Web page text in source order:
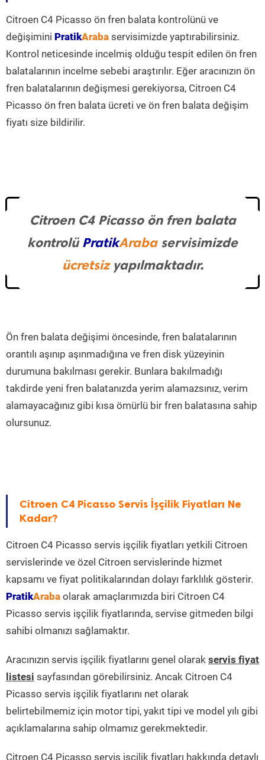
Citroen C4 Picasso ön fren balata kontrolünü ve
değişimini PratikAraba servisimizde yaptırabilirsiniz.
Kontrol neticesinde incelmiş olduğu tespit edilen ön fren
balatalarının incelme sebebi araştırılır. Eğer aracınızın ön
fren balatalarının değişmesi gerekiyorsa, Citroen C4
Picasso ön fren balata ücreti ve ön fren balata değişim
fiyatı size bildirilir.
Citroen C4 Picasso ön fren balata
kontrolüPratikArabaservisimizde
ücretsizyapılmaktadır.
Ön fren balata değişimi öncesinde, fren balatalarının
orantılı aşınıp aşınmadığına ve fren disk yüzeyinin
durumuna bakılması gerekir. Bunlara bakılmadığı
takdirde yeni fren balatanızda yerim alamazsınız, verim
alamayacağınız gibi kısa ömürlü bir fren balatasına sahip
olursunuz.
Citroen C4 Picasso Servis İşçilik Fiyatları Ne
Kadar?
Citroen C4 Picasso servis işçilik fiyatları yetkili Citroen
servislerinde ve özel Citroen servislerinde hizmet
kapsamı ve fiyat politikalarından dolayı farklılık gösterir.
PratikAraba olarak amaçlarımızda biri Citroen C4
Picasso servis işçilik fiyatlarında, servise gitmeden bilgi
sahibi olmanızı sağlamaktır.
Aracınızın servis işçilik fiyatlarını genel olarak servis fiyat
listesi sayfasından görebilirsiniz. Ancak Citroen C4
Picasso servis işçilik fiyatlarını net olarak
belirtebilmemiz için motor tipi, yakıt tipi ve model yılı gibi
açıklamalarına sahip olmamız gerekmektedir.
Citroen C4 Picasso servis işçilik fiyatları hakkında detaylı